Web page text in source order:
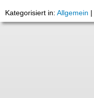
Kategorisiert in: Allgemein |